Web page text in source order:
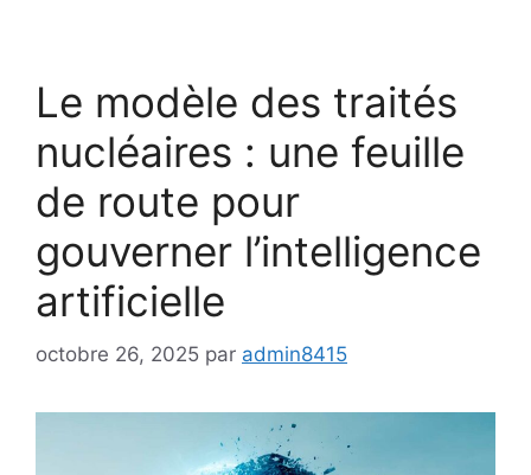
Le modèle des traités
nucléaires : une feuille
de route pour
gouverner l’intelligence
artificielle
octobre 26, 2025 par admin8415